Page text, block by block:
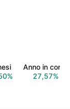
Anno in corso
27,57%